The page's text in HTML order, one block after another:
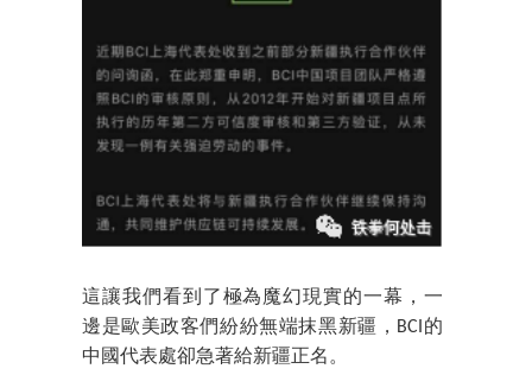
這讓我們看到了極為魔幻現實的一幕，一
邊是歐美政客們紛紛無端抹黑新疆，BCI的
中國代表處卻急著給新疆正名。